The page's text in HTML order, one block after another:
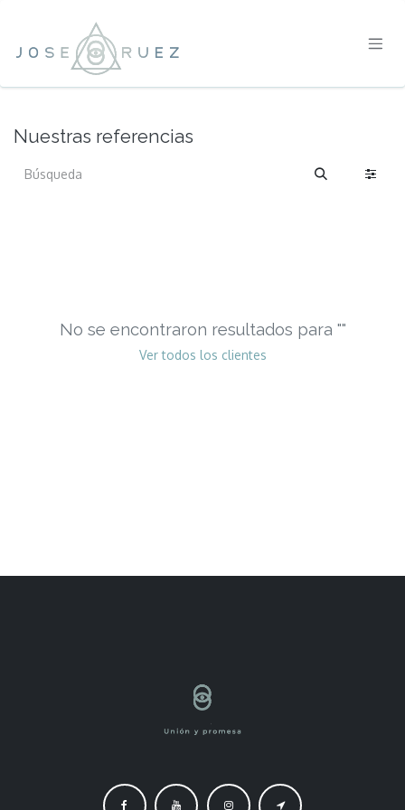
Nuestras referencias
No se encontraron resultados para ""
Ver todos los clientes